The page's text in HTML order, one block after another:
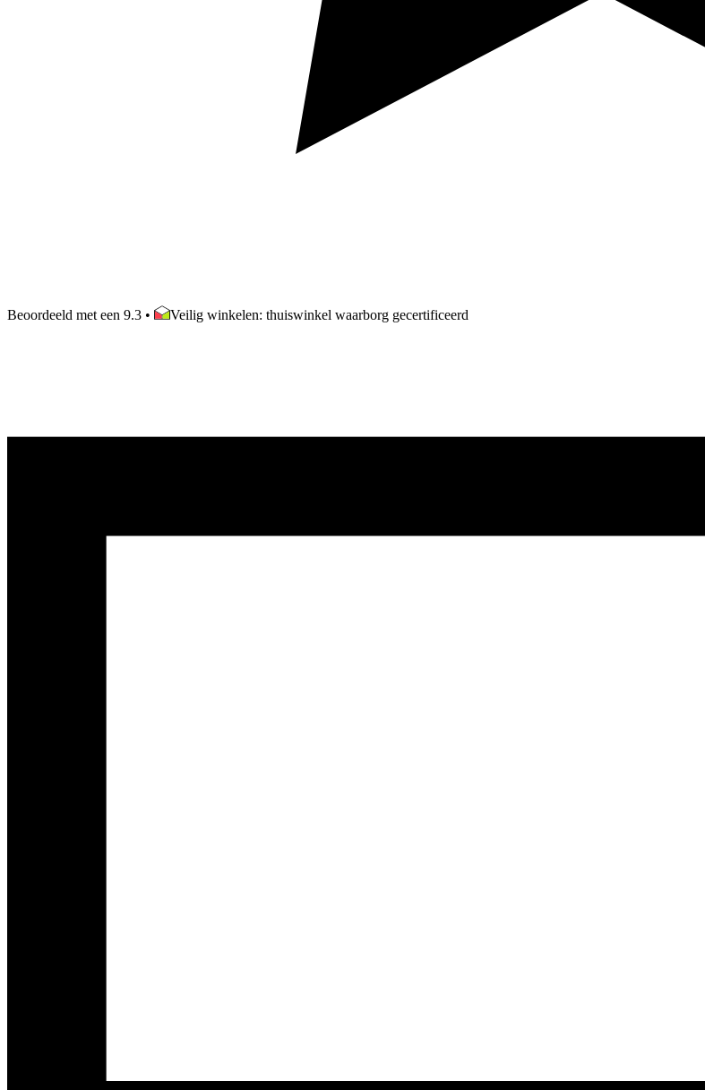
Beoordeeld met een 9.3 • Veilig winkelen: thuiswinkel waarborg gecertificeerd